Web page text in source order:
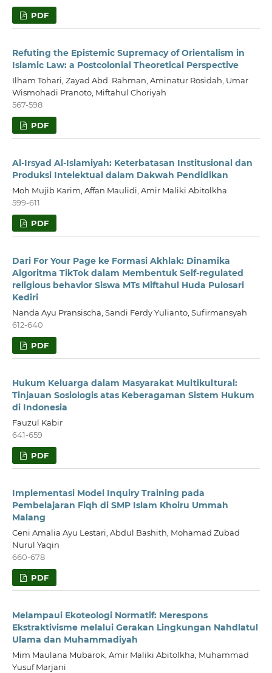
PDF
Refuting the Epistemic Supremacy of Orientalism in
Islamic Law: a Postcolonial Theoretical Perspective
Ilham Tohari, Zayad Abd. Rahman, Aminatur Rosidah, Umar
Wismohadi Pranoto, Miftahul Choriyah
567-598
PDF
Al-Irsyad Al-Islamiyah: Keterbatasan Institusional dan
Produksi Intelektual dalam Dakwah Pendidikan
Moh Mujib Karim, Affan Maulidi, Amir Maliki Abitolkha
599-611
PDF
Dari For Your Page ke Formasi Akhlak: Dinamika
Algoritma TikTok dalam Membentuk Self-regulated
religious behavior Siswa MTs Miftahul Huda Pulosari
Kediri
Nanda Ayu Pransischa, Sandi Ferdy Yulianto, Sufirmansyah
612-640
PDF
Hukum Keluarga dalam Masyarakat Multikultural:
Tinjauan Sosiologis atas Keberagaman Sistem Hukum
di Indonesia
Fauzul Kabir
641-659
PDF
Implementasi Model Inquiry Training pada
Pembelajaran Fiqh di SMP Islam Khoiru Ummah
Malang
Ceni Amalia Ayu Lestari, Abdul Bashith, Mohamad Zubad
Nurul Yaqin
660-678
PDF
Melampaui Ekoteologi Normatif: Merespons
Ekstraktivisme melalui Gerakan Lingkungan Nahdlatul
Ulama dan Muhammadiyah
Mim Maulana Mubarok, Amir Maliki Abitolkha, Muhammad
Yusuf Marjani